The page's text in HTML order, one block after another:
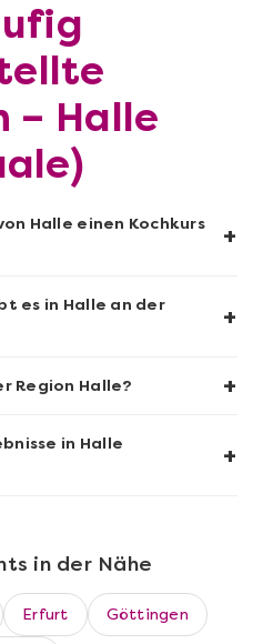
Mehr anzeigen
– Halle
Halle einen Kochkurs
+
es in Halle an der
+
Region Halle? +
in Halle
+
in der Nähe
Erfurt Göttingen